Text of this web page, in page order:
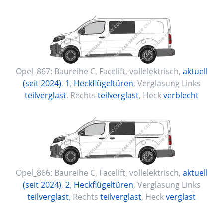
Opel_867: Baureihe C, Facelift, vollelektrisch, aktuell
(seit 2024), 1, Heckflügeltüren, Verglasung Links
teilverglast, Rechts teilverglast, Heckverblecht
Opel_866: Baureihe C, Facelift, vollelektrisch, aktuell
(seit 2024), 2, Heckflügeltüren, Verglasung Links
teilverglast, Rechts teilverglast, Heckverglast